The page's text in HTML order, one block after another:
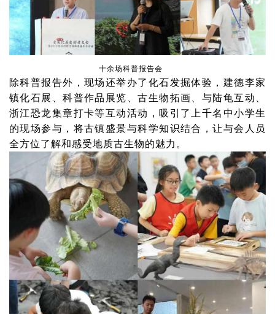
十余场科普报告会
除科普报告外，现场还举办了化石发掘体验，建德李家
镇化石展、科普作品展览、古生物拓画、与陆龟互动、
浙江恐龙集章打卡等互动活动，吸引了上千名中小学生
的现场参与，将古镇盛景与科学知识结合，让与会人员
全方位了解和感受地质古生物的魅力。